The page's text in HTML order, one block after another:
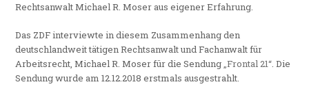
Rechtsanwalt Michael R. Moser aus eigener Erfahrung.
Das ZDF interviewte in diesem Zusammenhang den
deutschlandweit tätigen Rechtsanwalt und Fachanwalt für
Arbeitsrecht, Michael R. Moser für die Sendung„Frontal 21“. Die
Sendung wurde am 12.12.2018 erstmals ausgestrahlt.